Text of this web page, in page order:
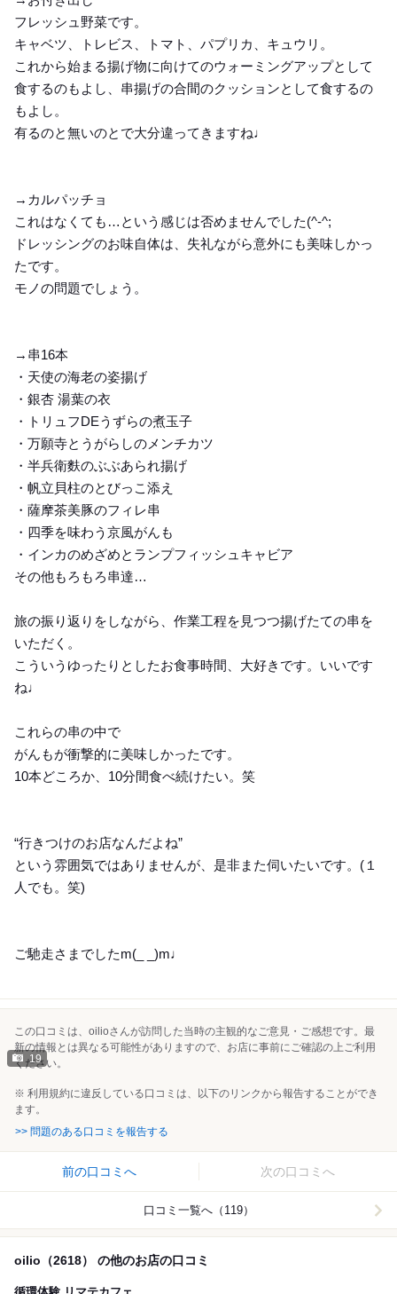
フレッシュ野菜です。
キャベツ、トレビス、トマト、パプリカ、キュウリ。
これから始まる揚げ物に向けてのウォーミングアップとして
食するのもよし、串揚げの合間のクッションとして食するの
もよし。
有るのと無いのとで大分違ってきますね♩
→カルパッチョ
これはなくても…という感じは否めませんでした(^-^;
ドレッシングのお味自体は、失礼ながら意外にも美味しかっ
たです。
モノの問題でしょう。
→串16本
・天使の海老の姿揚げ
・銀杏 湯葉の衣
・トリュフDEうずらの煮玉子
・万願寺とうがらしのメンチカツ
・半兵衛麩のぶぶあられ揚げ
・帆立貝柱のとびっこ添え
・薩摩茶美豚のフィレ串
・四季を味わう京風がんも
・インカのめざめとランプフィッシュキャビア
その他もろもろ串達…
旅の振り返りをしながら、作業工程を見つつ揚げたての串を
いただく。
こういうゆったりとしたお食事時間、大好きです。いいです
ね♩
これらの串の中で
がんもが衝撃的に美味しかったです。
10本どころか、10分間食べ続けたい。笑
“行きつけのお店なんだよね”
という雰囲気ではありませんが、是非また伺いたいです。(１
人でも。笑)
ご馳走さまでしたm(_ _)m♩
19
この口コミは、oilioさんが訪問した当時の主観的なご意見・ご感想です。最
新の情報とは異なる可能性がありますので、お店に事前にご確認の上ご利用
ください。
※ 利用規約に違反している口コミは、以下のリンクから報告することができ
ます。
>> 問題のある口コミを報告する
前の口コミへ 次の口コミへ
口コミ一覧へ（119）
oilio（2618） の他のお店の口コミ